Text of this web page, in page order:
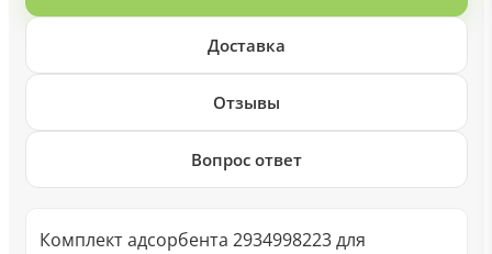
Доставка
Отзывы
Вопрос ответ
Комплект адсорбента 2934998223 для